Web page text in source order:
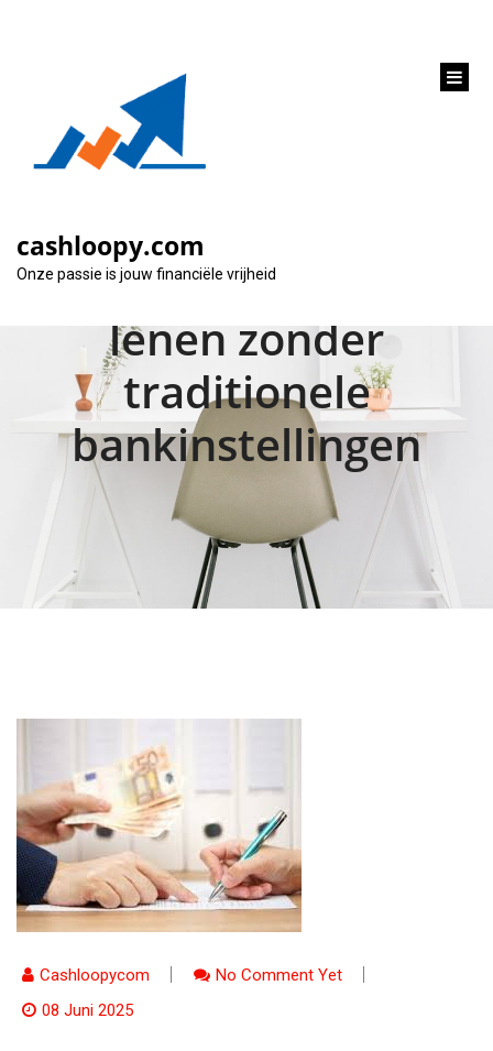
cashloopy.com
Onze passie is jouw financiële vrijheid
Financieren zonder
bank: De
mogelijkheden van
lenen zonder
traditionele
bankinstellingen
Cashloopycom
No Comment Yet
08 Juni 2025